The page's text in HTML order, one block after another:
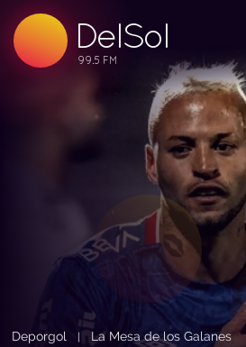
DelSol
99.5 FM
99.5 FM
99.5 FM
Deporgol La Mesa de los Galanes